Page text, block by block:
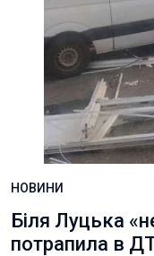
НОВИНИ
Біля Луцька
потрапила в